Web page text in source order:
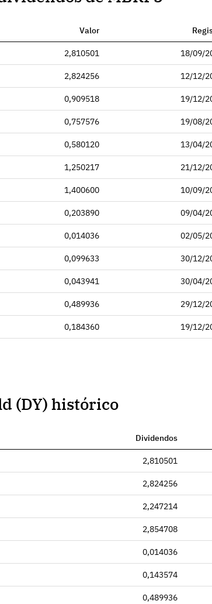
Valor
2,810501 18/09/
2,824256 12/12/
0,909518 19/12/
0,757576 19/08/
0,580120 13/04/
1,250217 21/12/
1,400600 10/09/
0,203890 09/04/
0,014036 02/05/
0,099633 30/12/
0,043941 30/04/
0,489936 29/12/
0,184360 19/12/
(DY) histórico
Dividendos
2,810501
2,824256
2,247214
2,854708
0,014036
0,143574
0,489936